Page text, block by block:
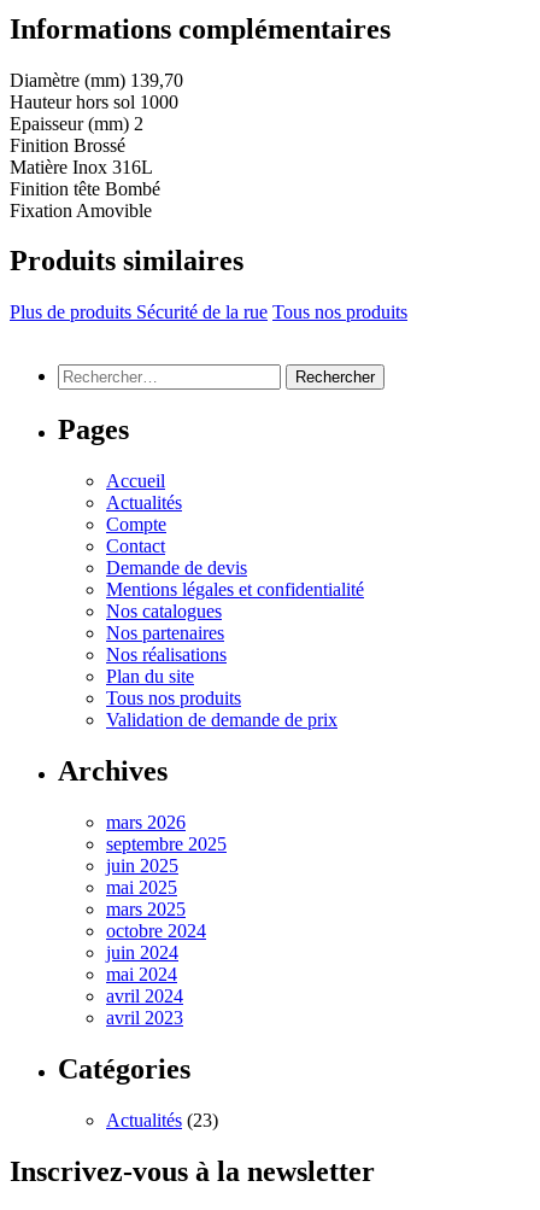
Informations complémentaires
Diamètre (mm) 139,70
Hauteur hors sol 1000
Epaisseur (mm) 2
Finition Brossé
Matière Inox 316L
Finition tête Bombé
Fixation Amovible
Produits similaires
Plus de produits Sécurité de la rue Tous nos produits
Rechercher :
Pages
Accueil
Actualités
Compte
Contact
Demande de devis
Mentions légales et confidentialité
Nos catalogues
Nos partenaires
Nos réalisations
Plan du site
Tous nos produits
Validation de demande de prix
Archives
mars 2026
septembre 2025
juin 2025
mai 2025
mars 2025
octobre 2024
juin 2024
mai 2024
avril 2024
avril 2023
Catégories
Actualités (23)
Inscrivez-vous à la newsletter